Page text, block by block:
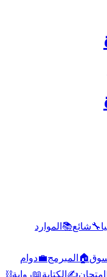
🔧شائع📚 الموارد
🏠 المبرمج💼دوام
امتحان✍️ الكتابة📖رواية⛓️